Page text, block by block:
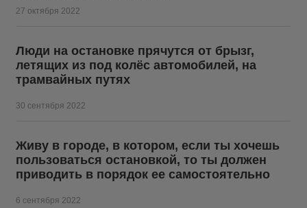
27 октября 2022
Люди на остановке прячутся от брызг,
летящих из под колёс автомобилей, на
трамвайных путях
30 сентября 2022
Живу в городе, в котором, если ты хочешь
пользоваться остановкой, то ты должен
приводить в порядок ее самостоятельно
6 сентября 2022